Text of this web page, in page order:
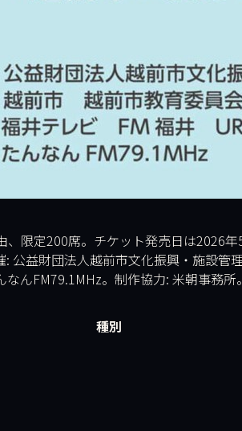
、限定200席。チケット発売日は2026
公益財団法人越前市文化振興・施設管
なんFM79.1MHz。制作協力: 米朝事務
種別